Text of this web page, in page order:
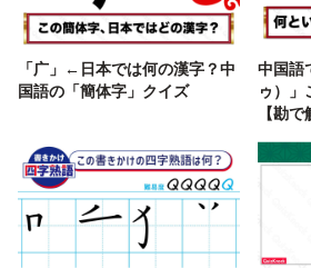
「广」←日本では何の漢字？中
国語の「簡体字」クイズ
中国語
ゥ）」
【勘で